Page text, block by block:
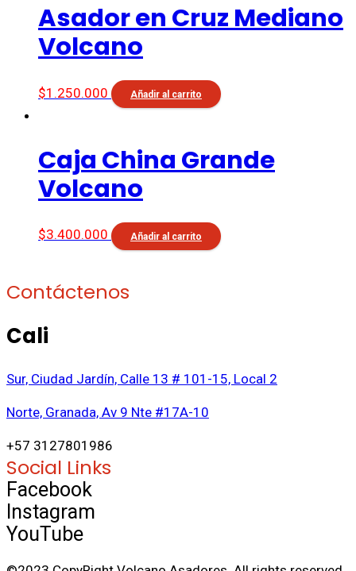
Asador en Cruz Mediano
Volcano
$1.250.000 Añadir al carrito
Caja China Grande
Volcano
$3.400.000 Añadir al carrito
Contáctenos
Cali
Sur, Ciudad Jardín, Calle 13 # 101-15, Local 2
Norte, Granada, Av 9 Nte #17A-10
+57 3127801986
Social Links
Facebook
Instagram
YouTube